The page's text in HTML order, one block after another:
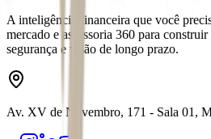
A inteligência financeira que você
mercado e assessoria 360 para
segurança e visão de longo prazo.
Av. XV de Novembro, 171 - Sala 01,